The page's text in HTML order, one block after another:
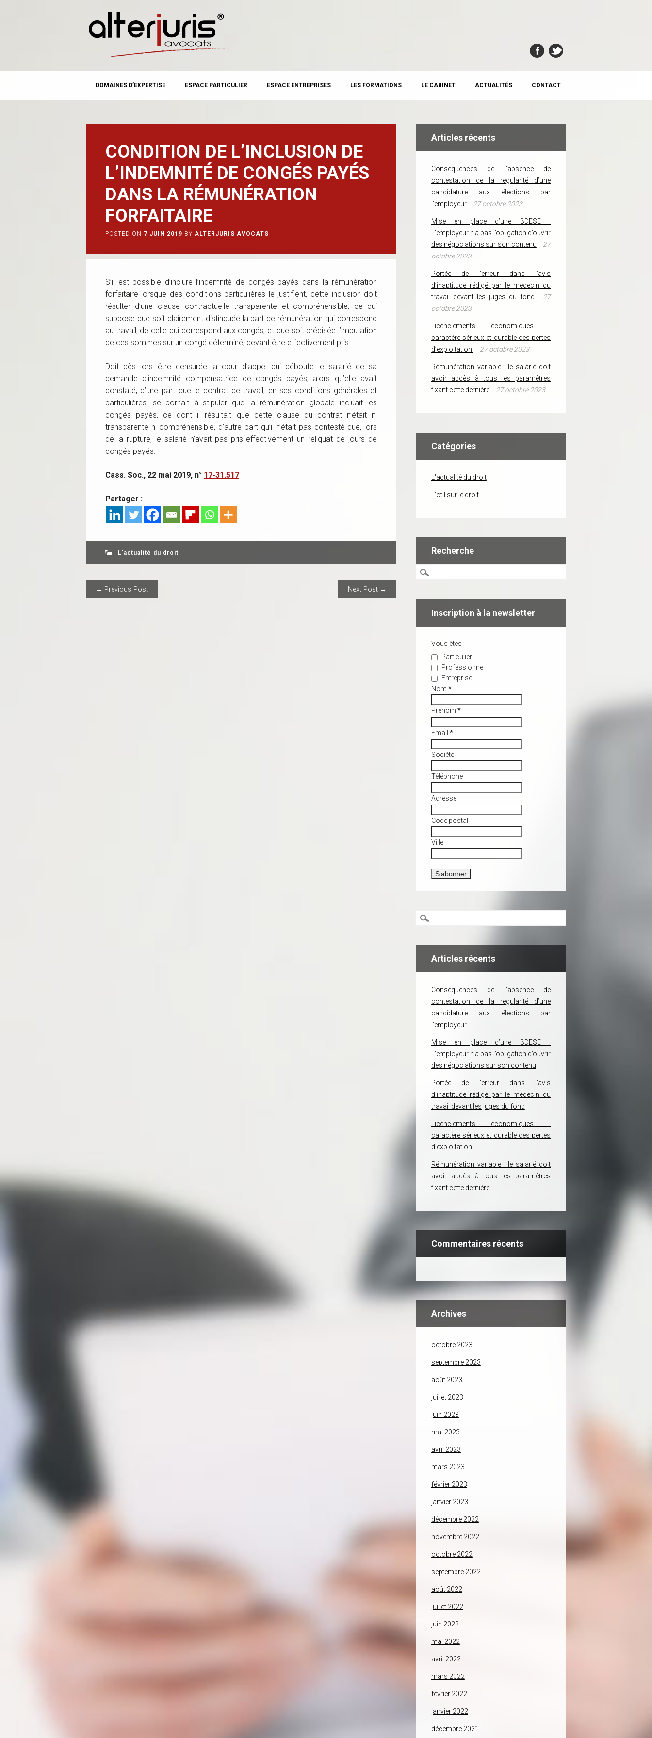
MAIN MENU
content
DOMAINES D’EXPERTISE ESPACE PARTICULIER ESPACE ENTREPRISES LES FORMATIONS LE CABINET ACTUALITÉS CONTACT
CONDITION DE L’INCLUSION DE
L’INDEMNITÉ DE CONGÉS PAYÉS
DANS LA RÉMUNÉRATION
FORFAITAIRE
POSTED ON 7 JUIN 2019 BY ALTERJURIS AVOCATS
S’il est possible d’inclure l’indemnité de congés payés dans la rémunération
forfaitaire lorsque des conditions particulières le justifient, cette inclusion doit
résulter d’une clause contractuelle transparente et compréhensible, ce qui
suppose que soit clairement distinguée la part de rémunération qui correspond
au travail, de celle qui correspond aux congés, et que soit précisée l’imputation
de ces sommes sur un congé déterminé, devant être effectivement pris.
Doit dès lors être censurée la cour d’appel qui déboute le salarié de sa
demande d’indemnité compensatrice de congés payés, alors qu’elle avait
constaté, d’une part que le contrat de travail, en ses conditions générales et
particulières, se bornait à stipuler que la rémunération globale incluait les
congés payés, ce dont il résultait que cette clause du contrat n’était ni
transparente ni compréhensible, d’autre part qu’il n’était pas contesté que, lors
de la rupture, le salarié n’avait pas pris effectivement un reliquat de jours de
congés payés.
Cass. Soc., 22 mai 2019, n° 17-31.517
Partager :
L'actualité du droit
POST NAVIGATION
← Previous Post Next Post →
Articles récents
Conséquences de l’absence de
contestation de la régularité d’une
candidature aux élections par
l’employeur
27 octobre 2023
Mise en place d’une BDESE :
L’employeur n’a pas l’obligation d’ouvrir
des négociations sur son contenu
27
octobre 2023
Portée de l’erreur dans l’avis
d’inaptitude rédigé par le médecin du
travail devant les juges du fond
27
octobre 2023
Licenciements économiques :
caractère sérieux et durable des pertes
d’exploitation
27 octobre 2023
Rémunération variable : le salarié doit
avoir accès à tous les paramètres
fixant cette dernière
27 octobre 2023
Catégories
L'actualité du droit
L'œil sur le droit
Recherche
Inscription à la newsletter
Vous êtes :
Particulier
Professionnel
Entreprise
Nom *
Prénom *
Email *
Société
Téléphone
Adresse
Code postal
Ville
Articles récents
Conséquences de l’absence de
contestation de la régularité d’une
candidature aux élections par
l’employeur
Mise en place d’une BDESE :
L’employeur n’a pas l’obligation d’ouvrir
des négociations sur son contenu
Portée de l’erreur dans l’avis
d’inaptitude rédigé par le médecin du
travail devant les juges du fond
Licenciements économiques :
caractère sérieux et durable des pertes
d’exploitation
Rémunération variable : le salarié doit
avoir accès à tous les paramètres
fixant cette dernière
Commentaires récents
Archives
octobre 2023
septembre 2023
août 2023
juillet 2023
juin 2023
mai 2023
avril 2023
mars 2023
février 2023
janvier 2023
décembre 2022
novembre 2022
octobre 2022
septembre 2022
août 2022
juillet 2022
juin 2022
mai 2022
avril 2022
mars 2022
février 2022
janvier 2022
décembre 2021